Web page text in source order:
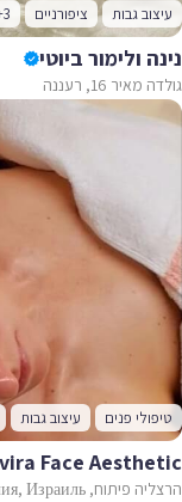
עיצוב גבות ציפורניים
נינה ולימור ביוטי
גולדה מאיר 16, רעננה
טיפולי פנים עיצוב גבות
Face Aesthetic
הרצליה פיתוח, Герцлия, Израиль